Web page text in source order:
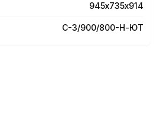
945х735х914
С-3/900/800-Н-ЮТ